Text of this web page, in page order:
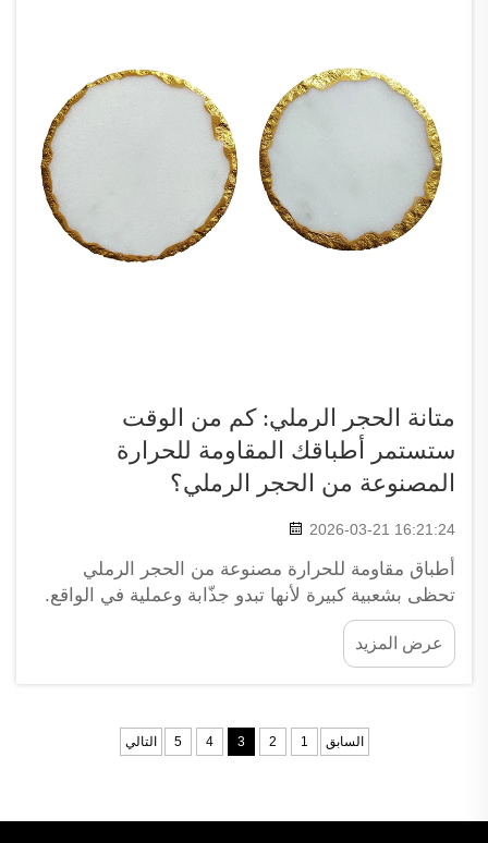
متانة الحجر الرملي: كم من الوقت
ستستمر أطباقك المقاومة للحرارة
المصنوعة من الحجر الرملي؟
2026-03-21 16:21:24
أطباق مقاومة للحرارة مصنوعة من الحجر الرملي
تحظى بشعبية كبيرة لأنها تبدو جذّابة وعملية في الواقع.
ويستخدمها الكثيرون في المنازل أو المقاهي والمحلات
التجارية. ويعتمد عمرها الافتراضي على طريقة تصنيعها
عرض المزيد
السابق 1
2
3
4
5 التالي